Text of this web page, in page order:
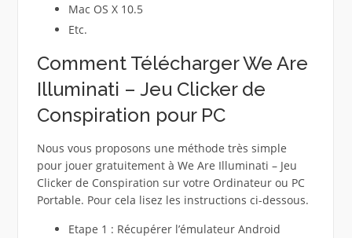
Mac OS X 10.5
Etc.
Comment Télécharger We Are
Illuminati – Jeu Clicker de
Conspiration pour PC
Nous vous proposons une méthode très simple
pour jouer gratuitement à We Are Illuminati – Jeu
Clicker de Conspiration sur votre Ordinateur ou PC
Portable. Pour cela lisez les instructions ci-dessous.
Etape 1 : Récupérer l’émulateur Android